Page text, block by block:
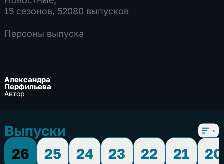
15 сезонов, 52080 выпусков
Персоны выпуска
Александра
Перфильева
Автор
Выпуски
26
25 24 23 22 21
20